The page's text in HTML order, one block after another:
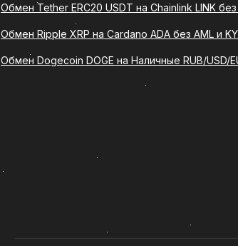
Bep20) на указанный сервисом
Такой формат подходит тем, кто хочет
обмена. Благодаря этому обмен Usdt
Преимущества обмена
Выбирая обмен Usdt Bep20 на карту
понятный порядок действий;
Обмен Tether ERC20 USDT на Chainlink LINK без
Обмен Ripple XRP на Cardano ADA без AML и
Обмен Dogecoin DOGE на Наличные RUB/USD/